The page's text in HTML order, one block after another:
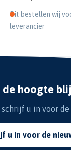
Dit bestellen wij
leverancier
hoogte
u in voor
u in voor de